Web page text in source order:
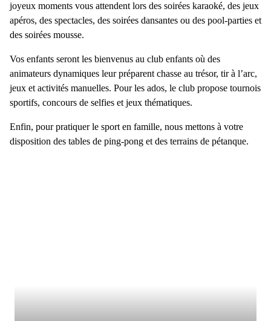
joyeux moments vous attendent lors des soirées karaoké, des jeux
apéros, des spectacles, des soirées dansantes ou des pool-parties et
des soirées mousse.
Vos enfants seront les bienvenus au club enfants où des
animateurs dynamiques leur préparent chasse au trésor, tir à l’arc,
jeux et activités manuelles. Pour les ados, le club propose tournois
sportifs, concours de selfies et jeux thématiques.
Enfin, pourpratiquer le sport en famille, nous mettons à votre
disposition des tables de ping-pong et des terrains de pétanque.